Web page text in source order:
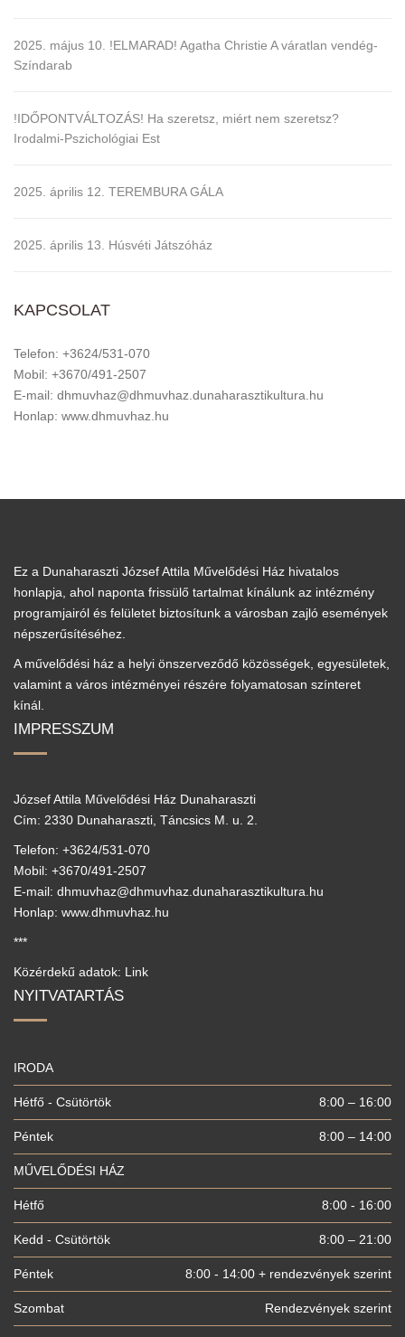
2025. május 10. !ELMARAD! Agatha Christie A váratlan vendég-
Színdarab
!IDŐPONTVÁLTOZÁS! Ha szeretsz, miért nem szeretsz?
Irodalmi-Pszichológiai Est
2025. április 12. TEREMBURA GÁLA
2025. április 13. Húsvéti Játszóház
KAPCSOLAT
Telefon: +3624/531-070
Mobil: +3670/491-2507
E-mail: dhmuvhaz@dhmuvhaz.dunaharasztikultura.hu
Honlap: www.dhmuvhaz.hu
Ez a Dunaharaszti József Attila Művelődési Ház hivatalos
honlapja, ahol naponta frissülő tartalmat kínálunk az intézmény
programjairól és felületet biztosítunk a városban zajló események
népszerűsítéséhez.
A művelődési ház a helyi önszerveződő közösségek, egyesületek,
valamint a város intézményei részére folyamatosan színteret
kínál.
IMPRESSZUM
József Attila Művelődési Ház Dunaharaszti
Cím: 2330 Dunaharaszti, Táncsics M. u. 2.
Telefon: +3624/531-070
Mobil: +3670/491-2507
E-mail: dhmuvhaz@dhmuvhaz.dunaharasztikultura.hu
Honlap: www.dhmuvhaz.hu
***
Közérdekű adatok: Link
NYITVATARTÁS
IRODA
Hétfő - Csütörtök 8:00 – 16:00
Péntek 8:00 – 14:00
MŰVELŐDÉSI HÁZ
Hétfő 8:00 - 16:00
Kedd - Csütörtök 8:00 – 21:00
Péntek 8:00 - 14:00 + rendezvények szerint
Szombat Rendezvények szerint